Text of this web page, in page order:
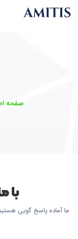
صفحه
با
ما آماده پاسخ گویی